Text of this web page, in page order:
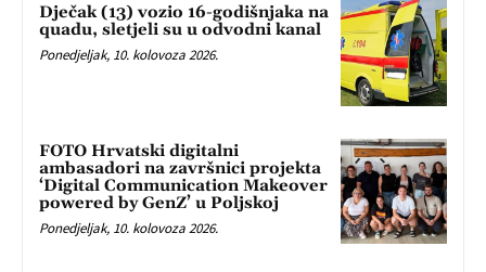
Dječak (13) vozio 16-godišnjaka na
quadu, sletjeli su u odvodni kanal
Ponedjeljak, 10. kolovoza 2026.
FOTO Hrvatski digitalni
ambasadori na završnici projekta
‘Digital Communication Makeover
powered by GenZ’ u Poljskoj
Ponedjeljak, 10. kolovoza 2026.